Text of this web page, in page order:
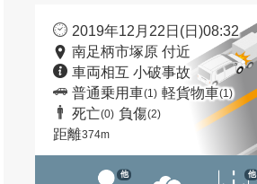
2019年12月22日(日)08:32
南足柄市塚原 付近
車両相互 小破事故
普通乗用車(1) 軽貨物車(1)
死亡(0) 負傷(2)
距離374m
他 他